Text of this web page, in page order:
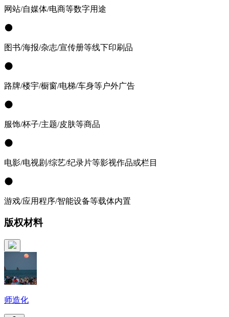
网站/自媒体/电商等数字用途
图书/海报/杂志/宣传册等线下印刷品
路牌/楼宇/橱窗/电梯/车身等户外广告
服饰/杯子/主题/皮肤等商品
电影/电视剧/综艺/纪录片等影视作品或栏目
游戏/应用程序/智能设备等载体内置
版权材料
师造化